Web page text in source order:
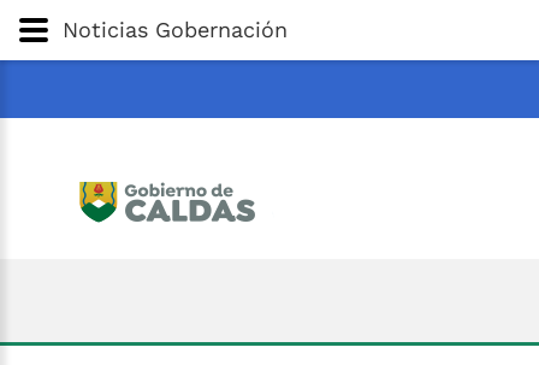
Gobernación de
Noticias Gobernación